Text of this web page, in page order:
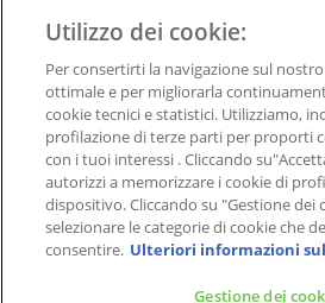
Contattaci
Chi siamo
NEWS&INTERVISTE
PAYBACK GROUP
Concorsi PAYBACK
Extra
Utilizzo dei cookie:
Per consertirti la navigazione sul
ottimale e per migliorarla
cookie tecnici e statistici. Utilizziamo,
profilazione di terze parti per proporti
con i tuoi interessi . Cliccando
autorizzi a memorizzare i cookie di
dispositivo. Cliccando su "Gestione dei
selezionare le categorie di cookie che
consentire. Ulteriori informazioni
Gestione dei